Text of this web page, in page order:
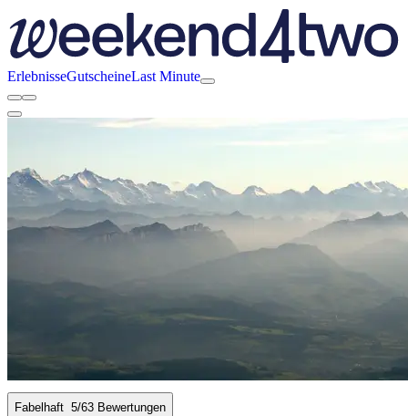
ErlebnisseGutscheineLast Minute
Fabelhaft 5/63 Bewertungen